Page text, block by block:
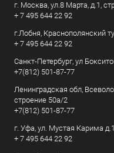
г. Москва, ул.8 Марта, д.1,
+ 7 495 644 22 92
г.Лобня, Краснополянский
+ 7 495 644 22 92
Санкт-Петербург, ул
+7(812) 501-87-77
Ленинградская обл,
строение 50а/2
+7(812) 501-87-77
г. Уфа, ул. Мустая Карима
+ 7 495 644 22 92